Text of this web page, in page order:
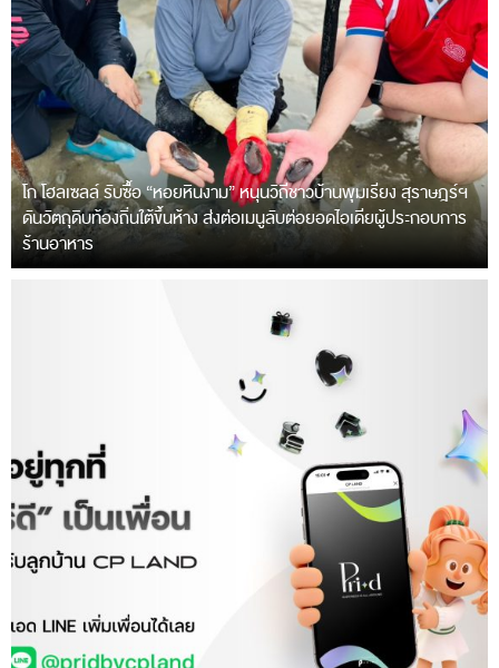
โก โฮลเซลล์ รับซื้อ “หอยหินงาม” หนุนวิถีชาวบ้านพุมเรียง สุราษฎร์ฯ
ดันวัตถุดิบท้องถิ่นใต้ขึ้นห้าง ส่งต่อเมนูลับต่อยอดไอเดียผู้ประกอบการ
ร้านอาหาร